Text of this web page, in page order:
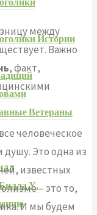
Истории
Ветераны
У.
между
Важно
, факт,
человеческое
Это одна из
известных
– это то,
И мы будем